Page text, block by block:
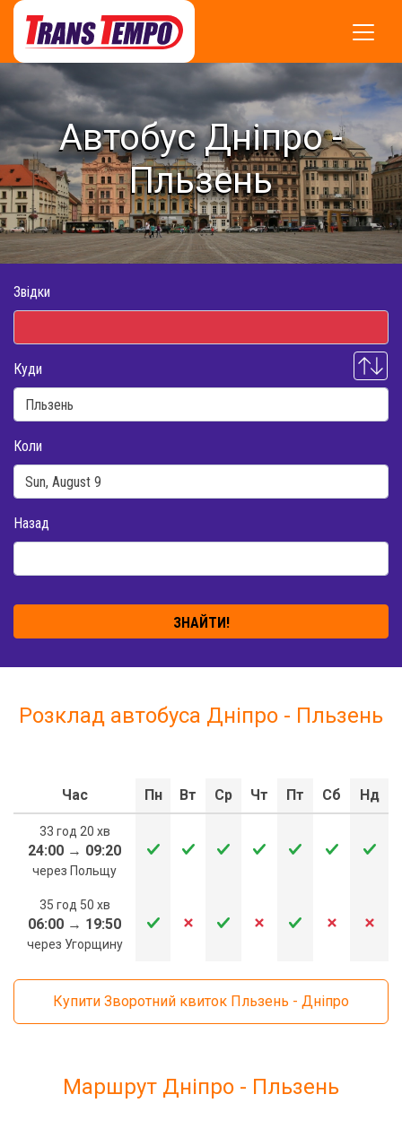
Автобус Дніпро -
Пльзень
Звідки
Куди
Коли
Назад
ЗНАЙТИ!
Розклад автобуса Дніпро - Пльзень
Час Пн Вт Ср Чт Пт Сб Нд
33 год 20 хв
24:00 → 09:20
через Польщу
35 год 50 хв
06:00 → 19:50
через Угорщину
Купити Зворотний квиток Пльзень - Дніпро
Маршрут Дніпро - Пльзень